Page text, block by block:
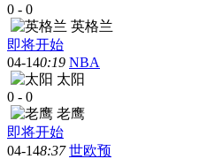
0 - 0
英格兰
即将开始
04-140:19 NBA
太阳
0 - 0
老鹰
即将开始
04-148:37 世欧预